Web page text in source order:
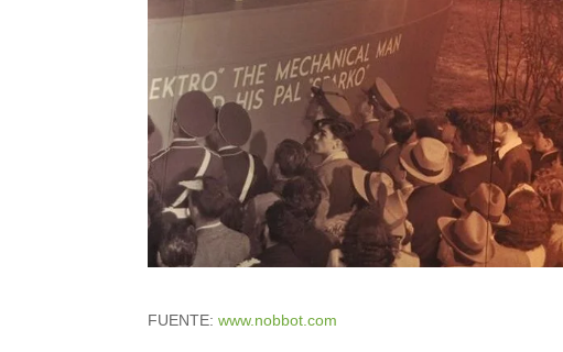
FUENTE: www.nobbot.com